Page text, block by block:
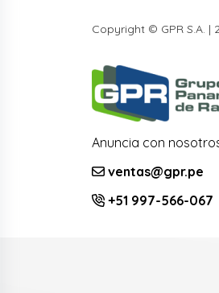
Copyright © GPR S.A. |
Anuncia con
ventas@gpr.pe
+51 997-566-067